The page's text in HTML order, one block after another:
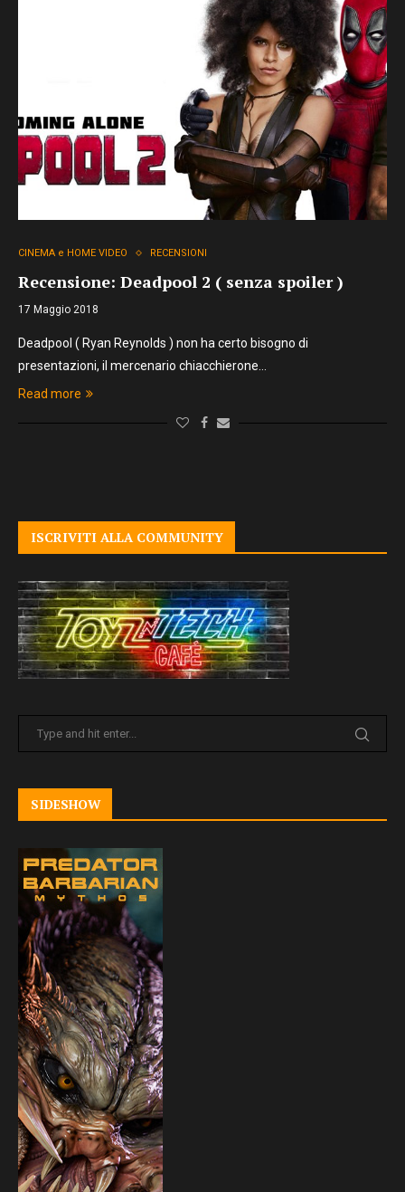
CINEMA e HOME VIDEO RECENSIONI
Recensione: Deadpool 2 ( senza spoiler )
17 Maggio 2018
Deadpool ( Ryan Reynolds ) non ha certo bisogno di
presentazioni, il mercenario chiacchierone…
Read more
ISCRIVITI ALLA COMMUNITY
SIDESHOW